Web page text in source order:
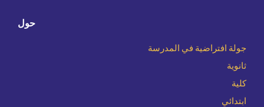
حول
جولة افتراضية في المدرسة
ثانوية
كلية
ابتدائي